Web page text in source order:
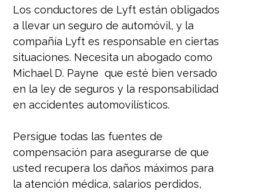
Los conductores de Lyft están obligados
a llevar un seguro de automóvil, y la
compañía Lyft es responsable en ciertas
situaciones. Necesita un abogado como
Michael D. Payne que esté bien versado
en la ley de seguros y la responsabilidad
en accidentes automovilísticos.
Persigue todas las fuentes de
compensación para asegurarse de que
usted recupera los daños máximos para
la atención médica, salarios perdidos,